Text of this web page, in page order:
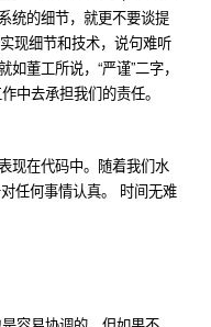
统的细节，就更不要谈提
现细节和技术，说句难听
董工所说，“严谨”二字，
中去承担我们的责任。
现在代码中。随着我们水
任何事情认真。 时间无难